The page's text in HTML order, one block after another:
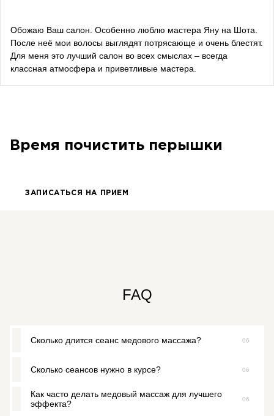
Bazhana
songwriter
Обожаю Ваш салон. Особенно люблю мастера Яну на Шота.
После неё мои волосы выглядят потрясающе и очень блестят.
Для меня это лучший салон во всех смыслах – всегда
классная атмосфера и приветливые мастера.
Время почистить перышки
ЗАПИСАТЬСЯ НА ПРИЕМ
FAQ
Сколько длится сеанс медового массажа? 06
Обычно 60 минут, в зависимости от зоны и задач.
Сколько сеансов нужно в курсе? 06
Чаще всего 6-10 процедур, но точное количество
Как часто делать медовый массаж для лучшего
эффекта?
06